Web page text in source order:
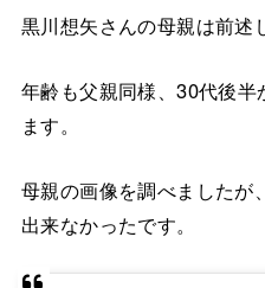
黒川想矢さんの母親は前述
年齢も父親同様、30代後
ます。
母親の画像を調べましたが
出来なかったです。